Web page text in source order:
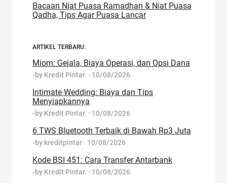
Bacaan Niat Puasa Ramadhan & Niat Puasa
Qadha, Tips Agar Puasa Lancar
ARTIKEL TERBARU:
Miom: Gejala, Biaya Operasi, dan Opsi Dana
-by Kredit Pintar. · 10/08/2026
Intimate Wedding: Biaya dan Tips
Menyiapkannya
-by Kredit Pintar. · 10/08/2026
6 TWS Bluetooth Terbaik di Bawah Rp3 Juta
-by kreditpintar · 10/08/2026
Kode BSI 451: Cara Transfer Antarbank
-by Kredit Pintar. · 10/08/2026